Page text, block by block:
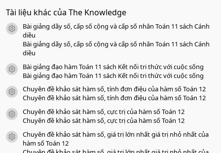
0
0
a
Tài liệu khác của The Knowledge
icon tài liệu
Bài giảng dãy số, cấp số cộng và cấp số nhân Toán 11 sách Cánh
diều
Bài giảng dãy số, cấp số cộng và cấp số nhân Toán 11 sách Cánh
diều
icon tài liệu
Bài giảng đạo hàm Toán 11 sách Kết nối tri thức với cuộc sống
Bài giảng đạo hàm Toán 11 sách Kết nối tri thức với cuộc sống
icon tài liệu
Chuyên đề khảo sát hàm số, tính đơn điệu của hàm số Toán 12
Chuyên đề khảo sát hàm số, tính đơn điệu của hàm số Toán 12
icon tài liệu
Chuyên đề khảo sát hàm số, cực trị của hàm số Toán 12
Chuyên đề khảo sát hàm số, cực trị của hàm số Toán 12
icon tài liệu
Chuyên đề khảo sát hàm số, giá trị lớn nhất giá trị nhỏ nhất của
hàm số Toán 12